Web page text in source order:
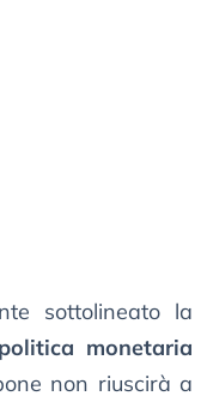
sottolineato la
monetaria
non riuscirà a